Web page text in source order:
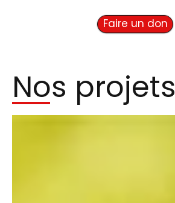
Faire un don
Nos projets